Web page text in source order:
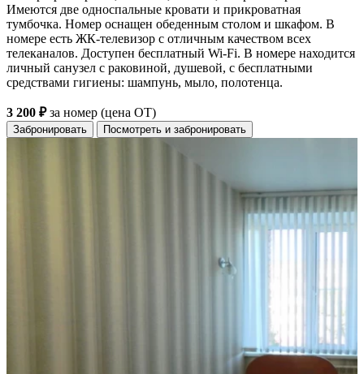
Имеются две односпальные кровати и прикроватная
тумбочка. Номер оснащен обеденным столом и шкафом. В
номере есть ЖК-телевизор с отличным качеством всех
телеканалов. Доступен бесплатный Wi-Fi. В номере находится
личный санузел с раковиной, душевой, с бесплатными
средствами гигиены: шампунь, мыло, полотенца.
3 200 ₽за номер (цена ОТ)
Забронировать Посмотреть и забронировать